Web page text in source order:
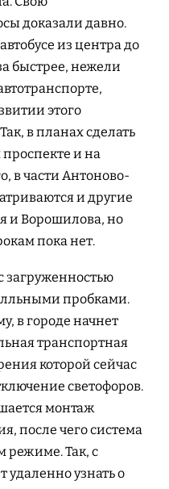
доказали давно.
из центра до
быстрее, нежели
этого
в планах сделать
и на
в части Антоново-
и другие
и Ворошилова, но
пока нет.
загруженностью
пробками.
в городе начнет
транспортная
которой сейчас
светофоров.
монтаж
после чего система
режиме. Так, с
узнать о